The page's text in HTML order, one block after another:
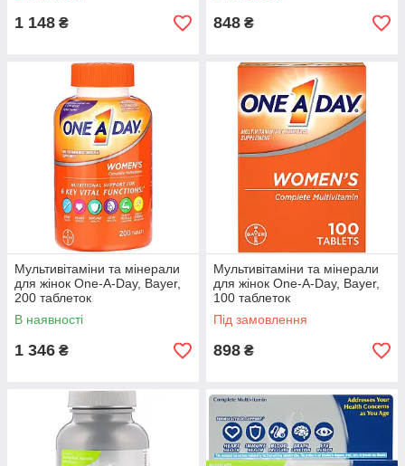
1 148 ₴ 848 ₴
Мультивітаміни та мінерали
для жінок One-A-Day, Bayer,
200 таблеток
В наявності
1 346 ₴
Мультивітаміни та мінерали
для жінок One-A-Day, Bayer,
100 таблеток
Під замовлення
898 ₴